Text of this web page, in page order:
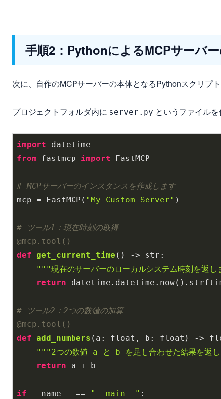
手順2：PythonによるMCPサーバ
次に、自作のMCPサーバーの本体となるPythonスクリプ
プロジェクトフォルダ内に server.py というファイル
import
from fastmcp import FastMCP
# MCPサーバーのインスタンスを作成します
mcp = FastMCP( "My Custom Server" )
# ツール1：現在時刻の取得
@mcp.tool()
def get_current_time ()
-> str:
"""現在のサーバーのローカルシステム時刻を返
return
# ツール2：2つの数値の加算
@mcp.tool()
def add_numbers (a: float, b: float)
->
"""2つの数値 a と b を足し合わせた結果を返
return a + b
if __name__ == "__main__" :